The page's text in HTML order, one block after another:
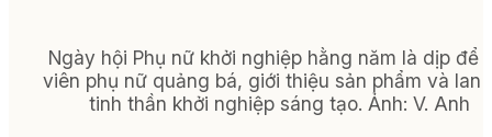
Ngày hội Phụ nữ khởi nghiệp hằng năm là dịp để
viên phụ nữ quảng bá, giới thiệu sản phẩm và lan
tinh thần khởi nghiệp sáng tạo. Ảnh: V. Anh